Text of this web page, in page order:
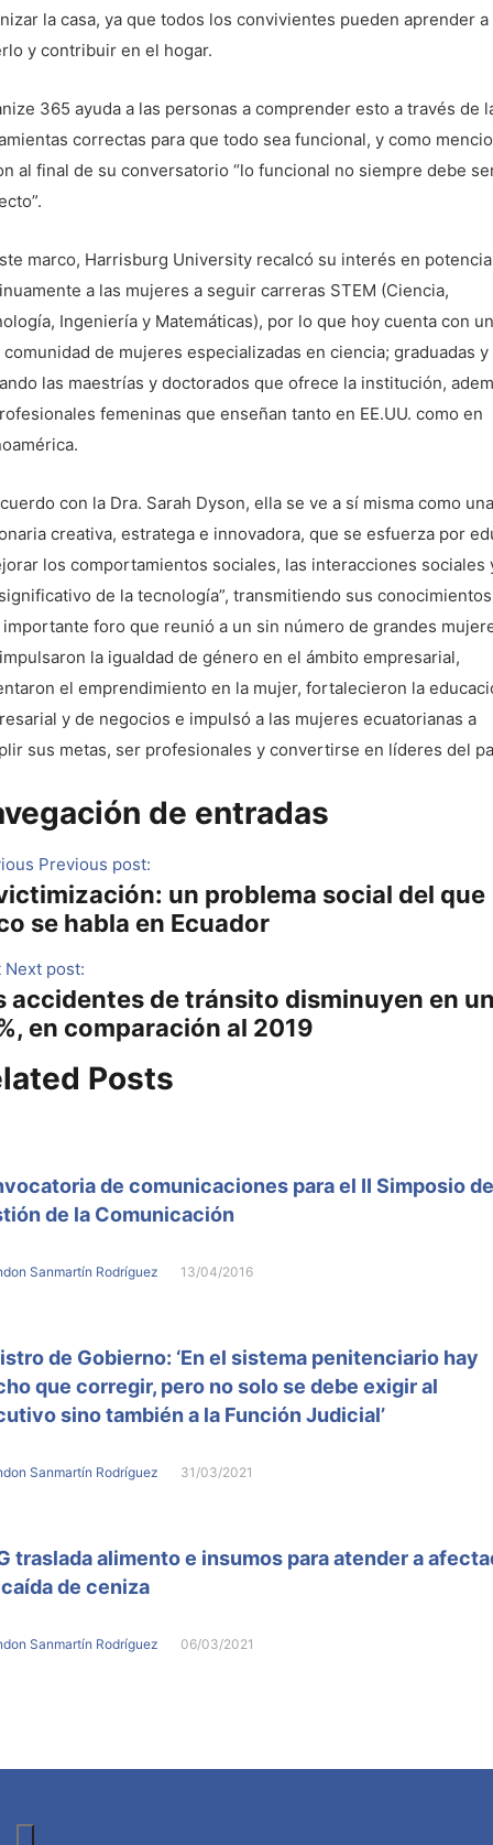
la casa, ya que todos los convivientes pueden aprender a
y contribuir en el hogar.
365 ayuda a las personas a comprender esto a través de
correctas para que todo sea funcional, y como
al final de su conversatorio “lo funcional no siempre debe
marco, Harrisburg University recalcó su interés en
a las mujeres a seguir carreras STEM (Ciencia,
Ingeniería y Matemáticas), por lo que hoy cuenta con
comunidad de mujeres especializadas en ciencia; graduadas y
las maestrías y doctorados que ofrece la institución,
femeninas que enseñan tanto en EE.UU. como en
con la Dra. Sarah Dyson, ella se ve a sí misma como una
creativa, estratega e innovadora, que se esfuerza por
los comportamientos sociales, las interacciones sociales
de la tecnología”, transmitiendo sus
foro que reunió a un sin número de grandes
la igualdad de género en el ámbito empresarial,
el emprendimiento en la mujer, fortalecieron la
y de negocios e impulsó a las mujeres ecuatorianas a
sus metas, ser profesionales y convertirse en líderes del
de entradas
Previous post:
un problema social del que
se habla en Ecuador
Next post:
accidentes de tránsito disminuyen en
en comparación al 2019
Posts
de comunicaciones para el II Simposio de
de la Comunicación
Sanmartín Rodríguez 13/04/2016
de Gobierno: ‘En el sistema penitenciario hay
que corregir, pero no solo se debe exigir al
sino también a la Función Judicial’
Sanmartín Rodríguez 31/03/2021
traslada alimento e insumos para atender a
de ceniza
Sanmartín Rodríguez 06/03/2021